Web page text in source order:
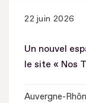
22 juin 2026
Un nouvel
le site « Nos
Auvergne-